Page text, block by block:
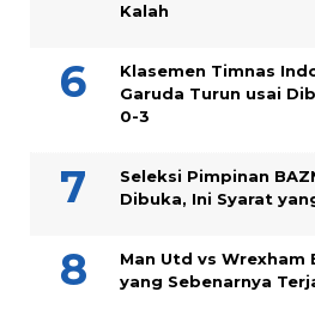
Kalah
Klasemen Timnas
Garuda Turun usai
0-3
Seleksi Pimpinan
Dibuka, Ini Syarat
Man Utd vs Wrexham
yang Sebenarnya